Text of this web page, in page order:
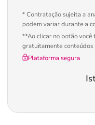
* Contratação sujeita a
podem variar durante a
**Ao clicar no botão
gratuitamente conteúdos
Plataforma segura